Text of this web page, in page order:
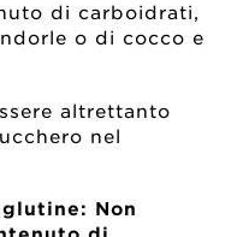
di carboidrati,
o di cocco e
altrettanto
nel
Non